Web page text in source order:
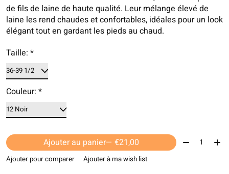
de fils de laine de haute qualité. Leur mélange élevé de
laine les rend chaudes et confortables, idéales pour un look
élégant tout en gardant les pieds au chaud.
Taille: *
Couleur: *
Ajouter au panier — €21,00 Quantité:
Ajouter pour comparer Ajouter à ma wish list